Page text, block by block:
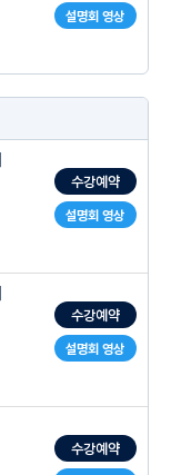
설명회 영상
설명회 영상
수강예약
설명회 영상
수강예약
수강예약